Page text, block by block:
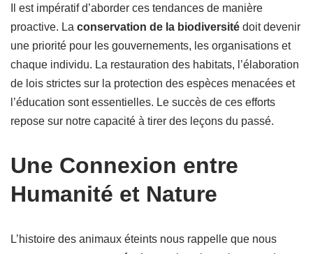
Il est impératif d’aborder ces tendances de manière
proactive. La conservation de la biodiversité doit devenir
une priorité pour les gouvernements, les organisations et
chaque individu. La restauration des habitats, l’élaboration
de lois strictes sur la protection des espèces menacées et
l’éducation sont essentielles. Le succès de ces efforts
repose sur notre capacité à tirer des leçons du passé.
Une Connexion entre
Humanité et Nature
L’histoire des animaux éteints nous rappelle que nous